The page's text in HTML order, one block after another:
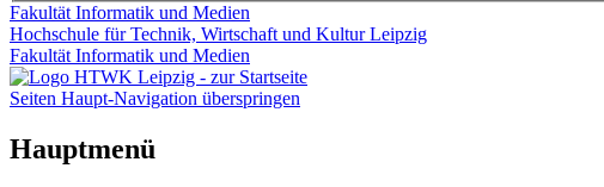
Fakultät Informatik und Medien
Hochschule für Technik, Wirtschaft und Kultur Leipzig
Fakultät Informatik und Medien
Seiten Haupt-Navigation überspringen
Hauptmenü